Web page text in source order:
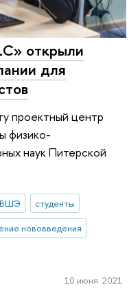
открыли
для
проектный центр
физико-
наук Питерской
ВШЭ
студенты
нововведения
10 июня 2021